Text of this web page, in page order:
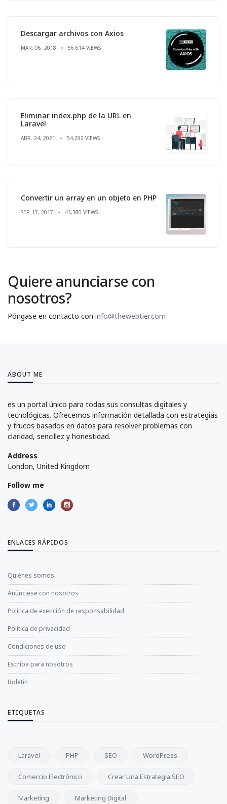
Descargar archivos con Axios
MAR. 06, 2018 56,614 VIEWS
Eliminar index.php de la URL en
Laravel
ABR. 24, 2021 54,292 VIEWS
Convertir un array en un objeto en PHP
SEP. 17, 2017 43,380 VIEWS
Quiere anunciarse con
nosotros?
Póngase en contacto con info@thewebtier.com
ABOUT ME
es un portal único para todas sus consultas digitales y
tecnológicas. Ofrecemos información detallada con estrategias
y trucos basados en datos para resolver problemas con
claridad, sencillez y honestidad.
Address
London, United Kingdom
Follow me
ENLACES RÁPIDOS
Quiénes somos
Anúnciese con nosotros
Política de exención de responsabilidad
Política de privacidad
Condiciones de uso
Escriba para nosotros
Boletín
ETIQUETAS
Laravel PHP SEO WordPress
Comercio Electrónico Crear Una Estrategia SEO
Marketing Marketing Digital